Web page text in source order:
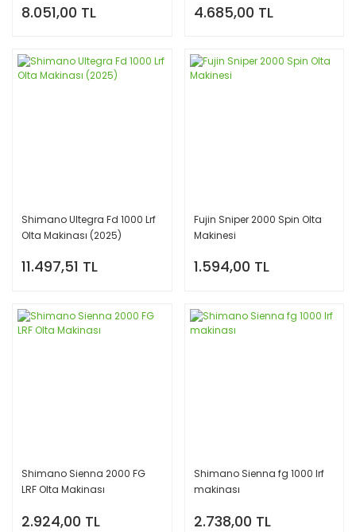
8.051,00 TL 4.685,00 TL
Shimano Ultegra Fd 1000 Lrf
Olta Makinası (2025)
11.497,51 TL
Fujin Sniper 2000 Spin Olta
Makinesi
1.594,00 TL
Shimano Sienna 2000 FG
LRF Olta Makinası
2.924,00 TL
Shimano Sienna fg 1000 lrf
makinası
2.738,00 TL